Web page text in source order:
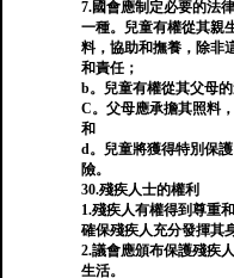
7.國會應制定必要的法
一種。兒童有權從其親
料，協助和撫養，除非
和責任；
b。兒童有權從其父母
C。父母應承擔其照料
和
d。兒童將獲得特別保
險。
30.殘疾人士的權利
1.殘疾人有權得到尊重
確保殘疾人充分發揮其
2.議會應頒布保護殘疾
生活。